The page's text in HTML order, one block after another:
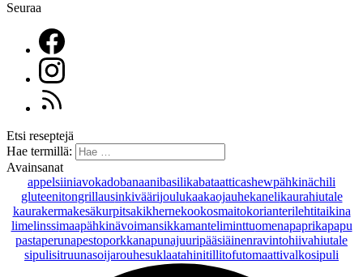
Seuraa
Etsi reseptejä
Hae termillä:
Avainsanat
appelsiiniavokadobanaanibasilikabataatticashewpähkinächili
gluteenitongrillausinkiväärijoulukaakaojauhekanelikaurahiutale
kaurakermakesäkurpitsakikhernekookosmaitokorianterilehtitaikina
limelinssimaapähkinävoimansikkamanteliminttuomenapaprikapapu
pastaperunapestoporkkanapunajuuripääsiäinenravintohiivahiutale
sipulisitruunasoijarouhesuklaatahinitillitofutomaattivalkosipuli